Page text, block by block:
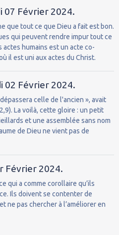
07 Février 2024.
que tout ce que Dieu a fait est bon.
qui peuvent rendre impur tout ce
actes humains est un acte co-
il est uni aux actes du Christ.
02 Février 2024.
celle de l'ancien », avait
La voilà, cette gloire : un petit
et une assemblée sans nom
de Dieu ne vient pas de
Février 2024.
qui a comme corollaire qu’ils
Ils doivent se contenter de
ne pas chercher à l’améliorer en